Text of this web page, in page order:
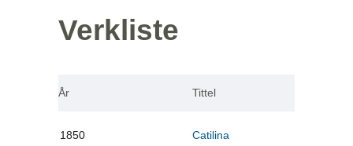
Verkliste
År Tittel
1850 Catilina